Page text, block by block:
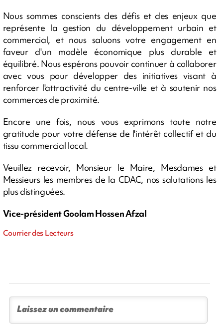
Nous sommes conscients des défis et des enjeux que
représente la gestion du développement urbain et
commercial, et nous saluons votre engagement en
faveur d'un modèle économique plus durable et
équilibré. Nous espérons pouvoir continuer à collaborer
avec vous pour développer des initiatives visant à
renforcer l'attractivité du centre-ville et à soutenir nos
commerces de proximité.
Encore une fois, nous vous exprimons toute notre
gratitude pour votre défense de l'intérêt collectif et du
tissu commercial local.
Veuillez recevoir, Monsieur le Maire, Mesdames et
Messieurs les membres de la CDAC, nos salutations les
plus distinguées.
Vice-président Goolam Hossen Afzal
Courrier des Lecteurs